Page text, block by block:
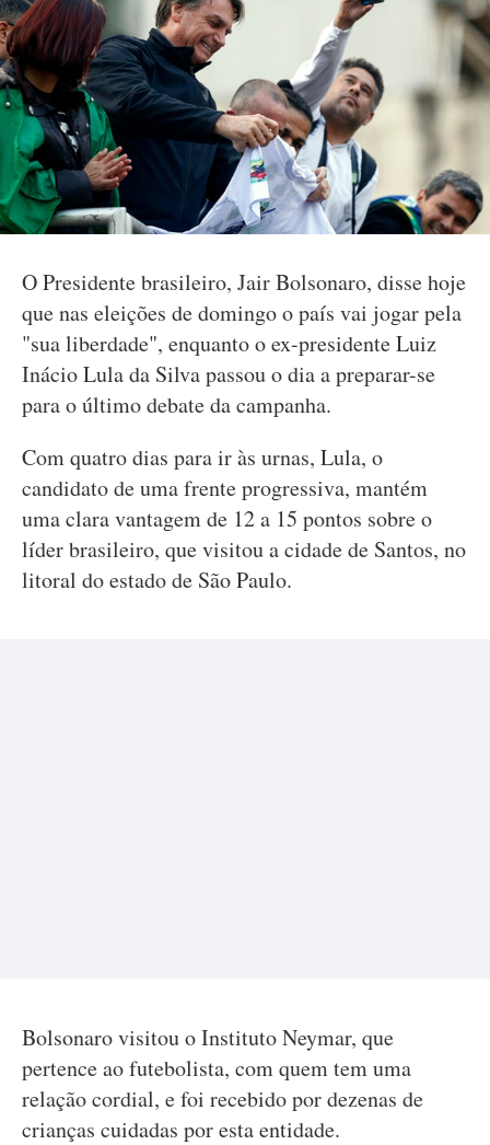
O Presidente brasileiro, Jair Bolsonaro, disse hoje
que nas eleições de domingo o país vai jogar pela
"sua liberdade", enquanto o ex-presidente Luiz
Inácio Lula da Silva passou o dia a preparar-se
para o último debate da campanha.
Com quatro dias para ir às urnas, Lula, o
candidato de uma frente progressiva, mantém
uma clara vantagem de 12 a 15 pontos sobre o
líder brasileiro, que visitou a cidade de Santos, no
litoral do estado de São Paulo.
Bolsonaro visitou o Instituto Neymar, que
pertence ao futebolista, com quem tem uma
relação cordial, e foi recebido por dezenas de
crianças cuidadas por esta entidade.